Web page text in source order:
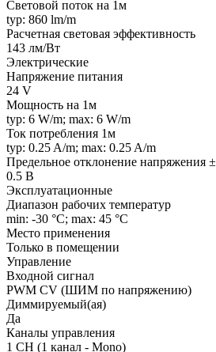
Световой поток на 1м
typ: 860 lm/m
Расчетная световая эффективность
143 лм/Вт
Электрические
Напряжение питания
24 V
Мощность на 1м
typ: 6 W/m; max: 6 W/m
Ток потребления 1м
typ: 0.25 A/m; max: 0.25 A/m
Предельное отклонение напряжения ±
0.5 В
Эксплуатационные
Диапазон рабочих температур
min: -30 °C; max: 45 °C
Место применения
Только в помещении
Управление
Входной сигнал
PWM СV (ШИМ по напряжению)
Диммируемый(ая)
Да
Каналы управления
1 CH (1 канал - Mono)